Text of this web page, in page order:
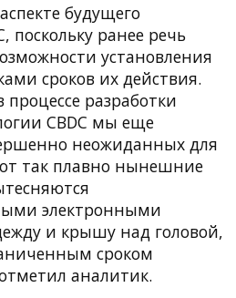
будущего
поскольку ранее речь
установления
сроков их действия.
разработки
CBDC мы еще
неожиданных для
так плавно нынешние
электронными
и крышу над головой,
сроком
аналитик.